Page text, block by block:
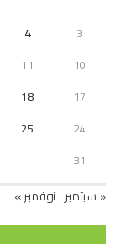
3
4
10
11
17
18
24
25
31
« سبتمبر نوفمبر »